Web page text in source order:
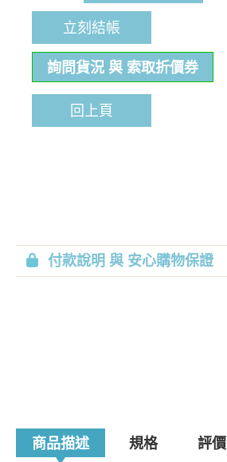
立刻結帳
詢問貨況 與 索取折價券
回上頁
付款說明 與 安心購物保證
商品描述 規格 評價